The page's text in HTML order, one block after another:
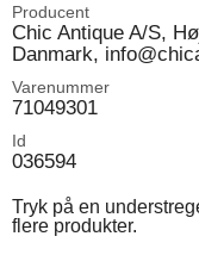
Producent
Chic Antique A/S,
Danmark,
Varenummer
71049301
Id
036594
Tryk på en
flere produkter.